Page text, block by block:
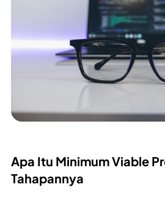
Apa Itu Minimum Viable
Tahapannya